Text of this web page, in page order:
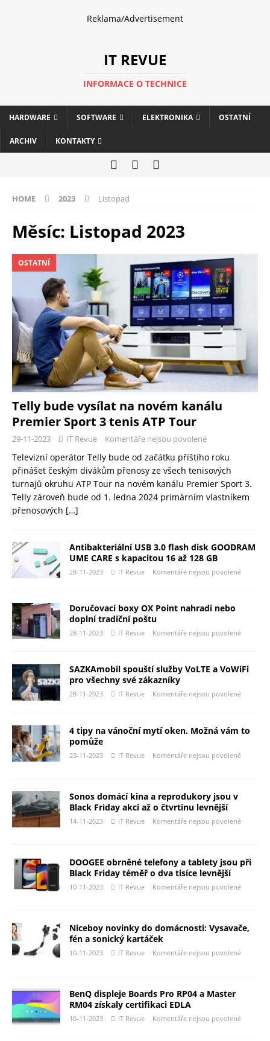
Reklama/Advertisement
IT REVUE
INFORMACE O TECHNICE
HARDWARE SOFTWARE ELEKTRONIKA OSTATNÍ
ARCHIV KONTAKTY
HOME 2023 Listopad
Měsíc: Listopad 2023
OSTATNÍ
Telly bude vysílat na novém kanálu
Premier Sport 3 tenis ATP Tour
29-11-2023 IT Revue Komentáře nejsou povolené
Televizní operátor Telly bude od začátku příštího roku
přinášet českým divákům přenosy ze všech tenisových
turnajů okruhu ATP Tour na novém kanálu Premier Sport 3.
Telly zároveň bude od 1. ledna 2024 primárním vlastníkem
přenosových […]
Antibakteriální USB 3.0 flash disk GOODRAM
UME CARE s kapacitou 16 až 128 GB
28-11-2023 IT Revue Komentáře nejsou povolené
Doručovací boxy OX Point nahradí nebo
doplní tradiční poštu
28-11-2023 IT Revue Komentáře nejsou povolené
SAZKAmobil spouští služby VoLTE a VoWiFi
pro všechny své zákazníky
28-11-2023 IT Revue Komentáře nejsou povolené
4 tipy na vánoční mytí oken. Možná vám to
pomůže
23-11-2023 IT Revue Komentáře nejsou povolené
Sonos domácí kina a reprodukory jsou v
Black Friday akci až o čtvrtinu levnější
14-11-2023 IT Revue Komentáře nejsou povolené
DOOGEE obrněné telefony a tablety jsou při
Black Friday téměř o dva tisíce levnější
10-11-2023 IT Revue Komentáře nejsou povolené
Niceboy novinky do domácnosti: Vysavače,
fén a sonický kartáček
10-11-2023 IT Revue Komentáře nejsou povolené
BenQ displeje Boards Pro RP04 a Master
RM04 získaly certifikaci EDLA
10-11-2023 IT Revue Komentáře nejsou povolené